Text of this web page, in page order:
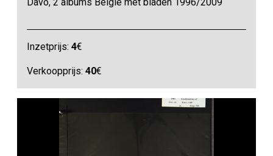
Inzetprijs:4€
Verkoopprijs:40€